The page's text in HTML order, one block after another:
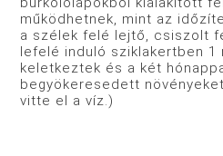
működhetnek, mint az
a szélek felé lejtő, csiszolt
lefelé induló sziklakertben 1
keletkeztek és a két
begyökeresedett
vitte el a víz.)